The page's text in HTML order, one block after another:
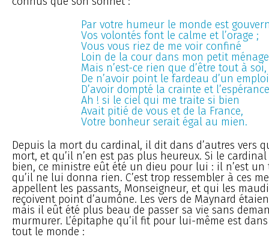
Par votre humeur le monde est
Vos volontés font le calme et l’orage ;
Vous vous riez de me voir confiné
Loin de la cour dans mon petit
Mais n’est-ce rien que d’être tout à soi,
De n’avoir point le fardeau d’un
D’avoir dompté la crainte et
Ah ! si le ciel qui me traite si bien
Avait pitié de vous et de la France,
Votre bonheur serait égal au mien.
Depuis la mort du cardinal, il dit dans d’autres vers
mort, et qu’il n’en est pas plus heureux. Si le
bien, ce ministre eût été un dieu pour lui : il n’est un
qu’il ne lui donna rien. C’est trop ressembler à ces
appellent les passants, Monseigneur, et qui les
reçoivent point d’aumône. Les vers de Maynard
mais il eût été plus beau de passer sa vie sans
murmurer. L’épitaphe qu’il fit pour lui-même est
tout le monde :